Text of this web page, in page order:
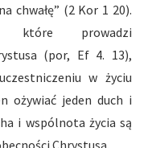
chwałę” (2 Kor 1 20).
które prowadzi
(por, Ef 4. 13),
w życiu
ożywiać jeden duch i
i wspólnota życia są
Chrystusa.